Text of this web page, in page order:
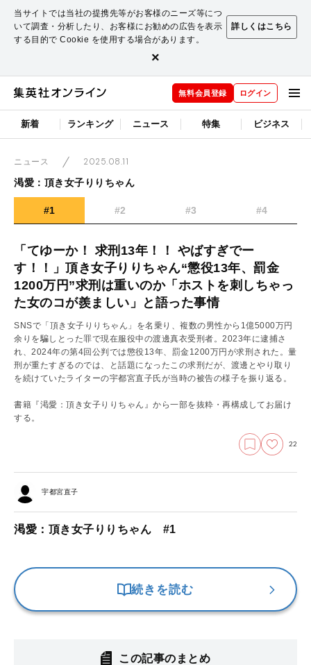
当サイトでは当社の提携先等がお客様のニーズ等につ
いて調査・分析したり、お客様にお勧めの広告を表示
する目的で Cookie を使用する場合があります。
詳しくはこちら
×
無料会員登録 ログイン
新着 ランキング ニュース 特集 ビジネス
ニュース
2025.08.11
渇愛：頂き女子りりちゃん
#1 #2 #3 #4
「てゆーか！ 求刑13年！！ やばすぎでー
す！！」頂き女子りりちゃん“懲役13年、罰金
1200万円”求刑は重いのか「ホストを刺しちゃっ
た女のコが羨ましい」と語った事情
SNSで「頂き女子りりちゃん」を名乗り、複数の男性から1億5000万円
余りを騙しとった罪で現在服役中の渡邊真衣受刑者。2023年に逮捕さ
れ、2024年の第4回公判では懲役13年、罰金1200万円が求刑された。量
刑が重たすぎるのでは、と話題になったこの求刑だが、渡邊とやり取り
を続けていたライターの宇都宮直子氏が当時の被告の様子を振り返る。
書籍『渇愛：頂き女子りりちゃん』から一部を抜粋・再構成してお届け
する。
22
宇都宮直子
渇愛：頂き女子りりちゃん #1
続きを読む
この記事のまとめ